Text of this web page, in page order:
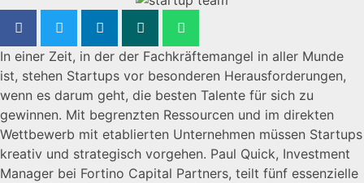
In einer Zeit, in der der Fachkräftemangel in aller Munde
ist, stehen Startups vor besonderen Herausforderungen,
wenn es darum geht, die besten Talente für sich zu
gewinnen. Mit begrenzten Ressourcen und im direkten
Wettbewerb mit etablierten Unternehmen müssen Startups
kreativ und strategisch vorgehen. Paul Quick, Investment
Manager bei Fortino Capital Partners, teilt fünf essenzielle